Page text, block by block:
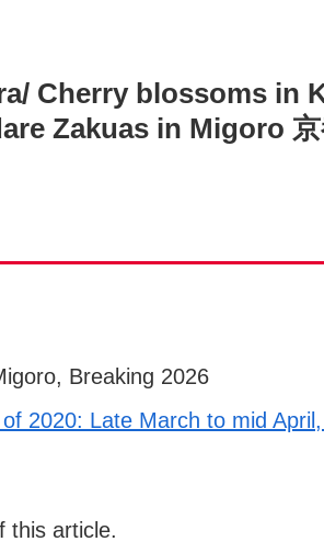
Cherry blossoms in
Zakuas in Migoro
Breaking 2026
2020: Late March to mid
this article.